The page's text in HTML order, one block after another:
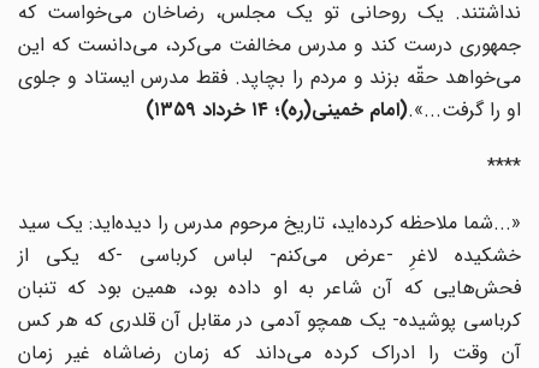
نداشتند. یک روحانی تو یک مجلس، رضاخان‌ می‌خواست که
جمهوری درست کند و مدرس مخالفت می‌کرد، می‌دانست که این
می‌خواهد حقّه بزند و مردم را بچاپد. فقط مدرس ایستاد و جلوی
او را گرفت...».(امام خمینی(ره)؛ ۱۴ خرداد ۱۳۵۹
)
****
«...شما ملاحظه کرده‌اید، تاریخ مرحوم مدرس را دیده‌اید: یک سید
خشکیده لاغرِ -عرض می‌کنم- لباس کرباسی -که یکی از
فحش‌هایی که آن شاعر به او داده بود، همین بود که تنبان
کرباسی پوشیده- یک همچو آدمی در مقابل آن قلدری که هر کس
آن وقت را ادراک کرده می‌داند که زمان رضاشاه غیر زمان